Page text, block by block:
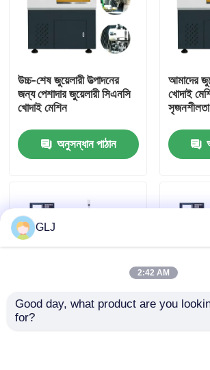
আমাদের সম্পর্কে
কারখানা পরিদর্শন
আমাদের সাথে যোগাযোগ করুন
মামলা
উচ্চ-শেষ জুয়েলারী উত্পাদনের
জন্য পেশাদার জুয়েলারী সিএনসি
খোদাই মেশিন
অনুসন্ধান পাঠান
আমাদের
খোদাই
জল শীতল সঙ্গে ধাতু জুয়েলারী
GLJ
2:42 AM
Good day, what product are you
for?